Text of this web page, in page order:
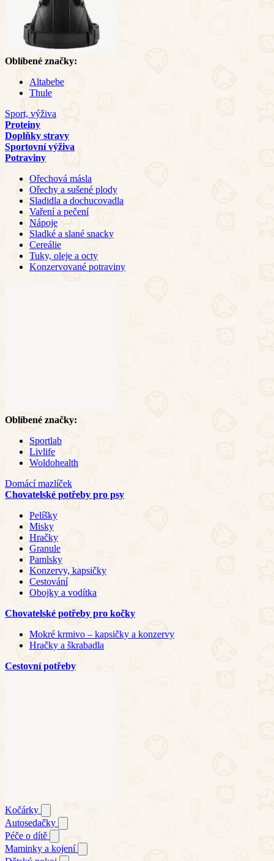
Oblíbené značky:
Altabebe
Thule
Sport, výživa
Proteiny
Doplňky stravy
Sportovní výživa
Potraviny
Ořechová másla
Ořechy a sušené plody
Sladidla a dochucovadla
Vaření a pečení
Nápoje
Sladké a slané snacky
Cereálie
Tuky, oleje a octy
Konzervované potraviny
Oblíbené značky:
Sportlab
Livlife
Woldohealth
Domácí mazlíček
Chovatelské potřeby pro psy
Pelíšky
Misky
Hračky
Granule
Pamlsky
Konzervy, kapsičky
Cestování
Obojky a vodítka
Chovatelské potřeby pro kočky
Mokré krmivo – kapsičky a konzervy
Hračky a škrabadla
Cestovní potřeby
Kočárky
Autosedačky
Péče o dítě
Maminky a kojení